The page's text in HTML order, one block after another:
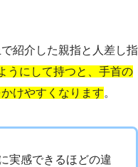
紹介した親指と人差し指
うにして持つと、手首の
けやすくなります。
実感できるほどの違